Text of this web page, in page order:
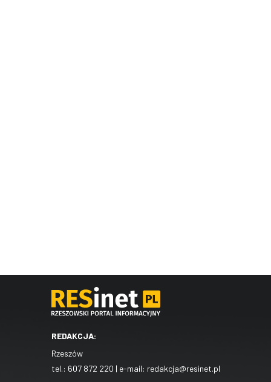
REDAKCJA:
Rzeszów
tel.: 607 872 220 | e-mail: redakcja@resinet.pl